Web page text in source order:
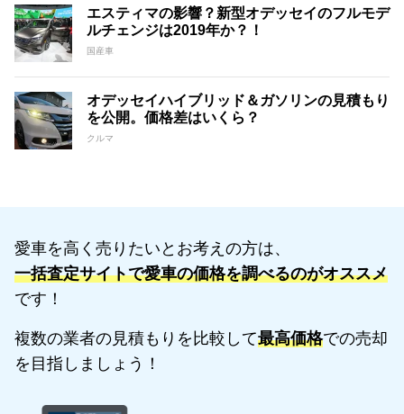
エスティマの影響？新型オデッセイのフルモデ
ルチェンジは2019年か？！
国産車
オデッセイハイブリッド＆ガソリンの見積もり
を公開。価格差はいくら？
クルマ
愛車を高く売りたいとお考えの方は、
一括査定サイトで愛車の価格を調べるのがオススメ
です！
複数の業者の見積もりを比較して最高価格での売却
を目指しましょう！